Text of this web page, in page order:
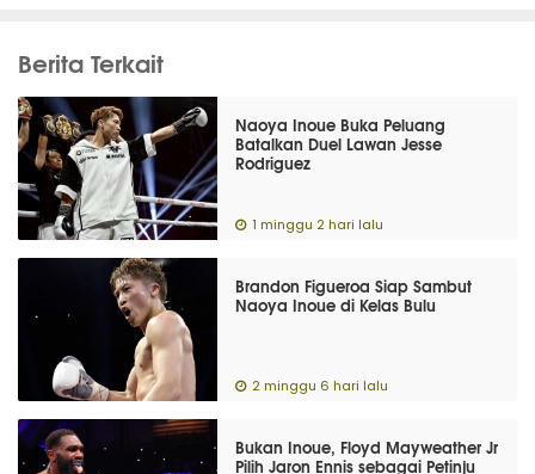
Berita Terkait
Naoya Inoue Buka Peluang
Batalkan Duel Lawan Jesse
Rodriguez
1 minggu 2 hari lalu
Brandon Figueroa Siap Sambut
Naoya Inoue di Kelas Bulu
2 minggu 6 hari lalu
Bukan Inoue, Floyd Mayweather Jr
Pilih Jaron Ennis sebagai Petinju